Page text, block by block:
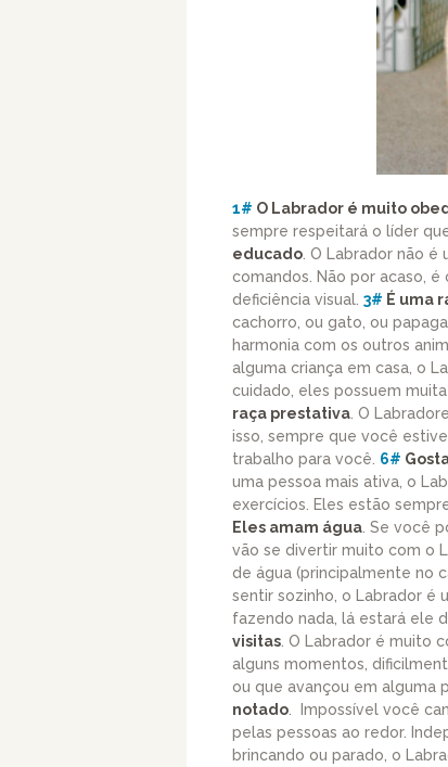
1# O Labrador é muito
sempre respeitará o líder
educado . O Labrador não
comandos. Não por acaso,
deficiência visual. 3# É uma
cachorro, ou gato, ou
harmonia com os outros
alguma criança em casa, o
cuidado, eles possuem
raça prestativa . O
isso, sempre que você
trabalho para você. 6#
uma pessoa mais ativa, o
exercícios. Eles estão
Eles amam água . Se você
vão se divertir muito com o
de água (principalmente no
sentir sozinho, o Labrador é
fazendo nada, lá estará ele
visitas . O Labrador é muito
alguns momentos,
ou que avançou em alguma
notado . Impossível você
pelas pessoas ao redor.
brincando ou parado, o